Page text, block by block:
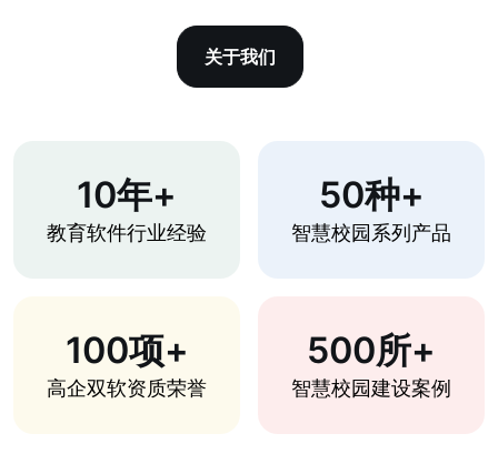
关于我们
10年+
教育软件行业经验
50种+
智慧校园系列产品
100项+
高企双软资质荣誉
500所+
智慧校园建设案例